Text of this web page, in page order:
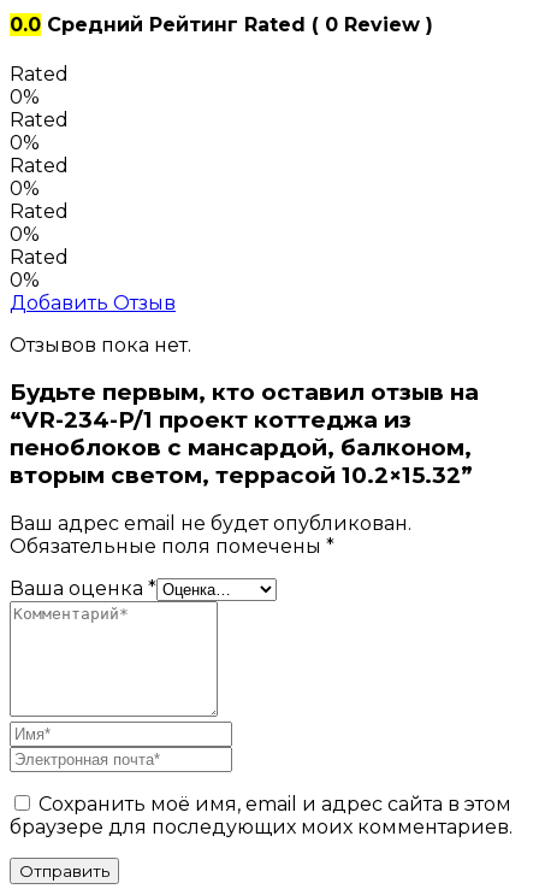
0.0 Средний Рейтинг Rated ( 0 Review )
Rated
0%
Rated
0%
Rated
0%
Rated
0%
Rated
0%
Добавить Отзыв
Отзывов пока нет.
Будьте первым, кто оставил отзыв на
“VR-234-P/1 проект коттеджа из
пеноблоков с мансардой, балконом,
вторым светом, террасой 10.2×15.32”
Ваш адрес email не будет опубликован.
Обязательные поля помечены *
Ваша оценка *
Сохранить моё имя, email и адрес сайта в этом
браузере для последующих моих комментариев.
Отправить